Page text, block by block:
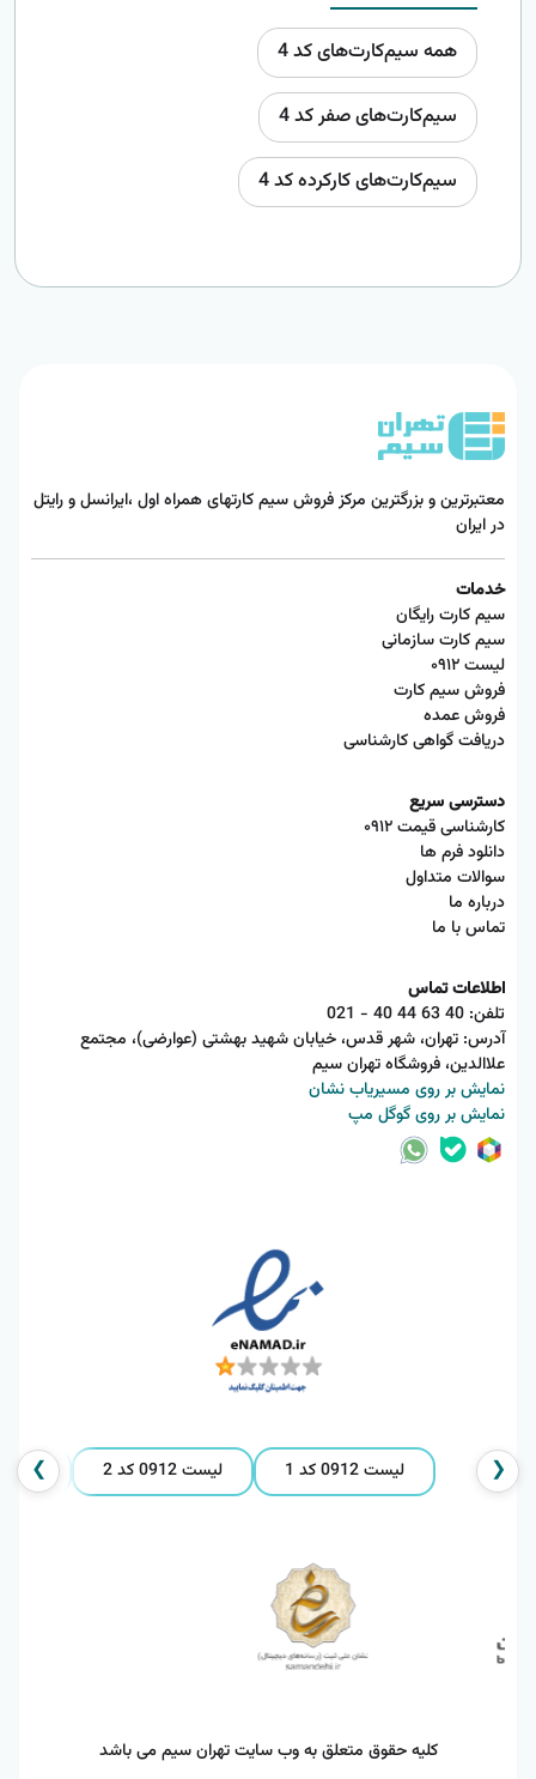
همه سیم‌کارت‌های کد 4
سیم‌کارت‌های صفر کد 4
سیم‌کارت‌های کارکرده کد 4
معتبرترین و بزرگترین مرکز فروش سیم کارتهای همراه اول ،ایرانسل و رایتل
در ایران
خدمات
سیم کارت رایگان
سیم کارت سازمانی
لیست ۰۹۱۲
فروش سیم کارت
فروش عمده
دریافت گواهی کارشناسی
دسترسی سریع
کارشناسی قیمت ۰۹۱۲
دانلود فرم ها
سوالات متداول
درباره ما
تماس با ما
اطلاعات تماس
تلفن: 021 - 40 44 63 40
آدرس: تهران، شهر قدس، خیابان شهید بهشتی (عوارضی)، مجتمع
علاالدین، فروشگاه تهران سیم
نمایش بر روی مسیریاب نشان
نمایش بر روی گوگل مپ
❮ لیست 0912 کد 1 لیست 0912 کد 2 لیست 0912❯
کلیه حقوق متعلق به وب سایت تهران سیم می باشد